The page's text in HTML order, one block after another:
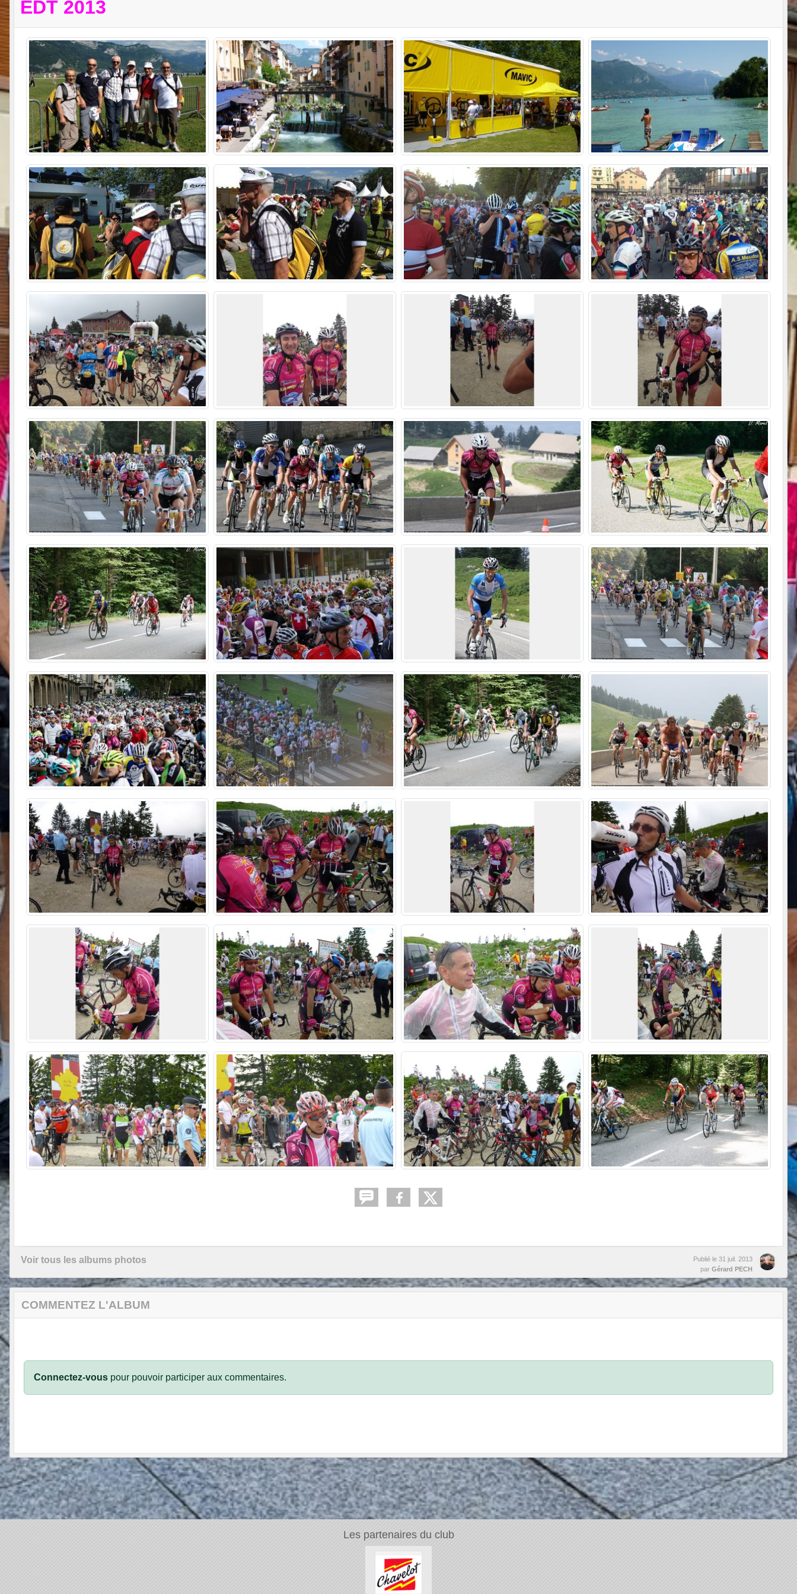
EDT 2013
Voir tous les albums photos Publié le 31 juil. 2013
par Gérard PECH
COMMENTEZ L'ALBUM
Connectez-vous pour pouvoir participer aux commentaires.
Les partenaires du club